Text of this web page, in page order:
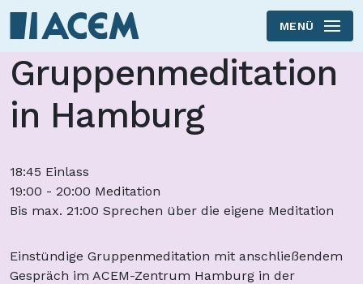
Skip to main content
MENÜ
Gruppenmeditation
in Hamburg
18:45 Einlass
19:00 - 20:00 Meditation
Bis max. 21:00 Sprechen über die eigene Meditation
Einstündige Gruppenmeditation mit anschließendem
Gespräch im ACEM-Zentrum Hamburg in der